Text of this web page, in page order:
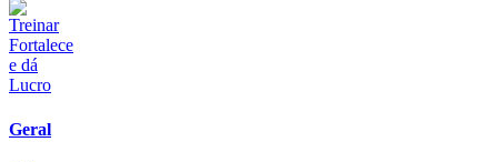
Geral